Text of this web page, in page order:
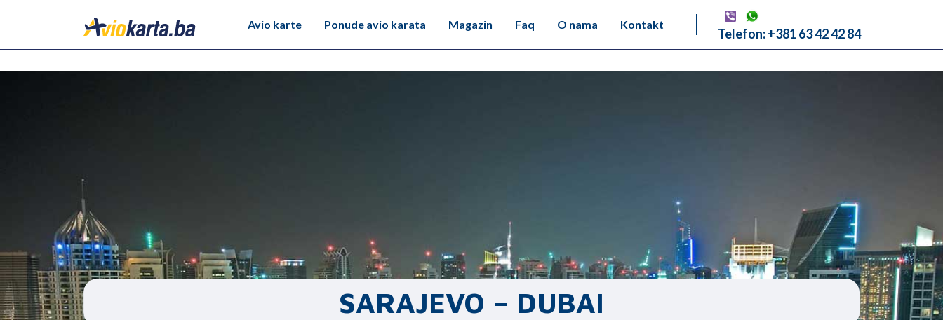
Avio karte
Ponude avio karata Magazin Faq O nama Kontakt
Telefon: +381 63 42 42 84
SARAJEVO – DUBAI